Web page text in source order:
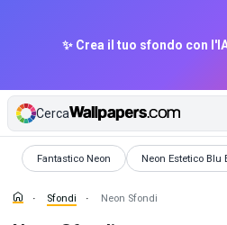
✨ Crea il tuo sfondo con
Cerca
Fantastico Neon
Sfondi Neon Estetico Blu
Sfondi
Sfondi Neon Sfondi